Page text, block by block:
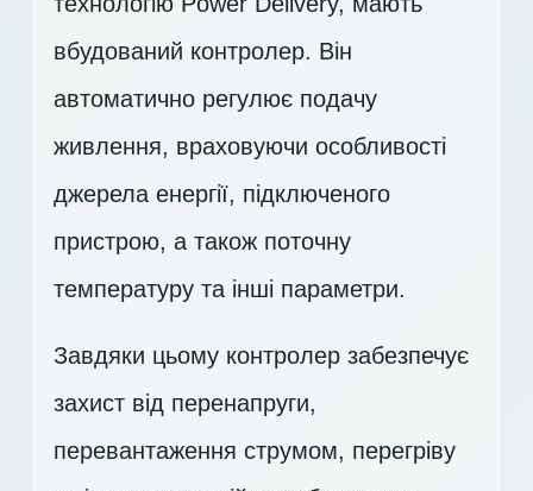
вбудований контролер. Він
автоматично регулює подачу
живлення, враховуючи особливості
джерела енергії, підключеного
пристрою, а також поточну
температуру та інші параметри.
Завдяки цьому контролер забезпечує
захист від перенапруги,
перевантаження струмом, перегріву